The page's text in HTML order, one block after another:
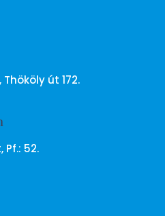
Thököly út 172.
Pf.: 52.